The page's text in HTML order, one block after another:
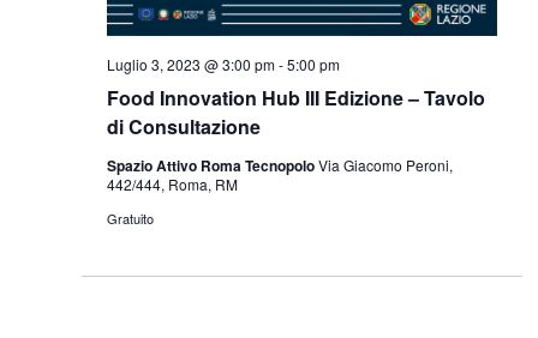
Food Innovation Hub III Edizione – Tavolo
di Consultazione
Luglio 3, 2023 @ 3:00 pm-5:00 pm
Spazio Attivo Roma TecnopoloVia Giacomo Peroni,
442/444, Roma, RM
Gratuito